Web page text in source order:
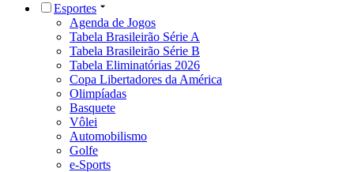
Esportes
Agenda de Jogos
Tabela Brasileirão Série A
Tabela Brasileirão Série B
Tabela Eliminatórias 2026
Copa Libertadores da América
Olimpíadas
Basquete
Vôlei
Automobilismo
Golfe
e-Sports